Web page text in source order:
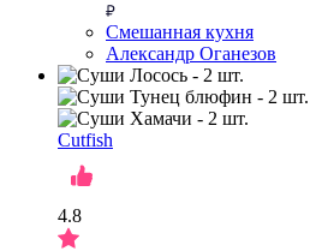
Смешанная кухня
Александр Оганезов
Cutfish
4.8